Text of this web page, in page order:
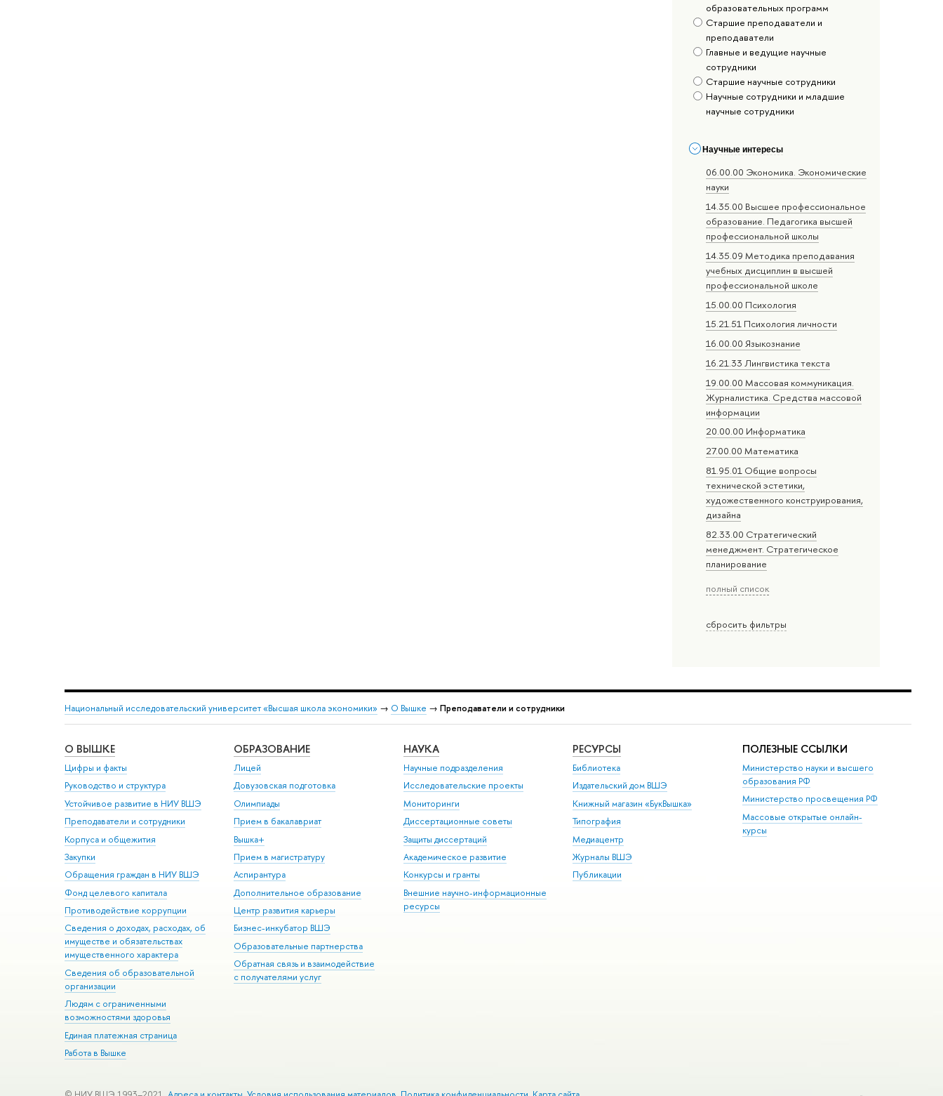
образовательных программ
Старшие преподаватели и
преподаватели
Главные и ведущие научные
сотрудники
Старшие научные сотрудники
Научные сотрудники и младшие
научные сотрудники
Научные интересы
06.00.00 Экономика. Экономические
науки
14.35.00 Высшее профессиональное
образование. Педагогика высшей
профессиональной школы
14.35.09 Методика преподавания
учебных дисциплин в высшей
профессиональной школе
15.00.00 Психология
15.21.51 Психология личности
16.00.00 Языкознание
16.21.33 Лингвистика текста
19.00.00 Массовая коммуникация.
Журналистика. Средства массовой
информации
20.00.00 Информатика
27.00.00 Математика
81.95.01 Общие вопросы
технической эстетики,
художественного конструирования,
дизайна
82.33.00 Стратегический
менеджмент. Стратегическое
планирование
полный список
сбросить фильтры
Национальный исследовательский университет «Высшая школа экономики» → О Вышке → Преподаватели и сотрудники
О ВЫШКЕ
Цифры и факты
Руководство и структура
Устойчивое развитие в НИУ ВШЭ
Преподаватели и сотрудники
Корпуса и общежития
Закупки
Обращения граждан в НИУ ВШЭ
Фонд целевого капитала
Противодействие коррупции
Сведения о доходах, расходах, об
имуществе и обязательствах
имущественного характера
Сведения об образовательной
организации
Людям с ограниченными
возможностями здоровья
Единая платежная страница
Работа в Вышке
ОБРАЗОВАНИЕ
Лицей
Довузовская подготовка
Олимпиады
Прием в бакалавриат
Вышка+
Прием в магистратуру
Аспирантура
Дополнительное образование
Центр развития карьеры
Бизнес-инкубатор ВШЭ
Образовательные партнерства
Обратная связь и взаимодействие
с получателями услуг
НАУКА
Научные подразделения
Исследовательские проекты
Мониторинги
Диссертационные советы
Защиты диссертаций
Академическое развитие
Конкурсы и гранты
Внешние научно-информационные
ресурсы
РЕСУРСЫ
Библиотека
Издательский дом ВШЭ
Книжный магазин «БукВышка»
Типография
Медиацентр
Журналы ВШЭ
Публикации
ПОЛЕЗНЫЕ ССЫЛКИ
Министерство науки и высшего
образования РФ
Министерство просвещения РФ
Массовые открытые онлайн-
курсы